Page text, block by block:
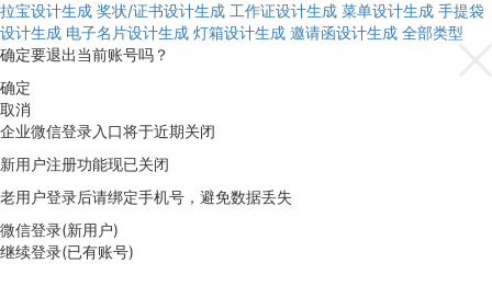
拉宝设计生成 奖状/证书设计生成 工作证设计生成 菜单设计生成 手提袋
设计生成 电子名片设计生成 灯箱设计生成 邀请函设计生成 全部类型
确定要退出当前账号吗？
确定
取消
企业微信登录入口将于近期关闭
新用户注册功能现已关闭
老用户登录后请绑定手机号，避免数据丢失
微信登录(新用户)
继续登录(已有账号)